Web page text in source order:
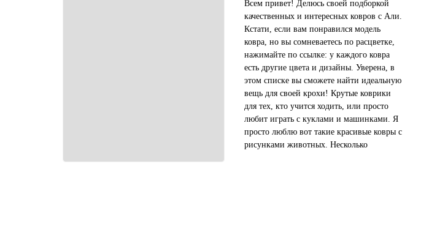
Всем привет! Делюсь своей подборкой
качественных и интересных ковров с Али.
Кстати, если вам понравился модель
ковра, но вы сомневаетесь по расцветке,
нажимайте по ссылке: у каждого ковра
есть другие цвета и дизайны. Уверена, в
этом списке вы сможете найти идеальную
вещь для своей крохи! Крутые коврики
для тех, кто учится ходить, или просто
любит играть с куклами и машинками. Я
просто люблю вот такие красивые ковры с
рисунками животных. Несколько